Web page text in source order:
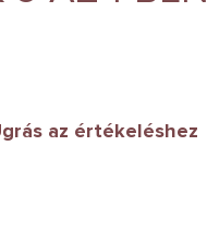
az értékeléshez